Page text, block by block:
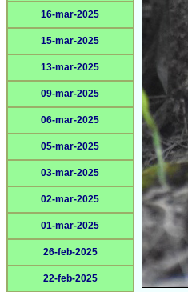
16-mar-2025
15-mar-2025
13-mar-2025
09-mar-2025
06-mar-2025
05-mar-2025
03-mar-2025
02-mar-2025
01-mar-2025
26-feb-2025
22-feb-2025